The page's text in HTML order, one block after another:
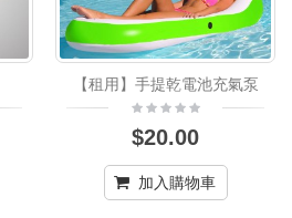
【租用】手提乾電池充氣泵
$20.00
加入購物車